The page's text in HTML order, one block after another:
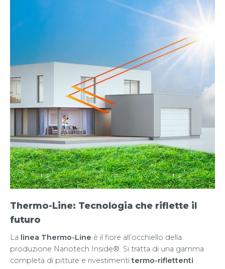
Thermo-Line: Tecnologia che riflette il
futuro
La linea Thermo-Line è il fiore all’occhiello della
produzione Nanotech Inside®. Si tratta di una gamma
completa di pitture e rivestimentitermo-riflettenti